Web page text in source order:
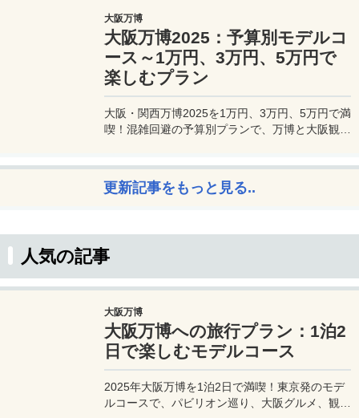
最適です。初年度の年会費無料も魅力。ステータ
スと実用性を兼ね備えたビジネスカードで、あな
たのビジネスをワンランクアップさせませんか？
大阪万博
大阪万博2025：予算別モデルコ
ース～1万円、3万円、5万円で
楽しむプラン
大阪・関西万博2025を1万円、3万円、5万円で満
喫！混雑回避の予算別プランで、万博と大阪観光
更新記事をもっと見る..
人気の記事
大阪万博
大阪万博への旅行プラン：1泊2
日で楽しむモデルコース
2025年大阪万博を1泊2日で満喫！東京発のモデ
ルコースで、パビリオン巡り、大阪グルメ、観光